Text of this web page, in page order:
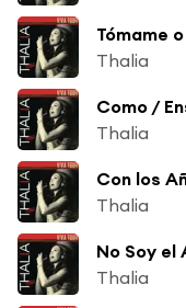
Tómame
Thalia
Thalia
Thalia
No Soy el
Thalia